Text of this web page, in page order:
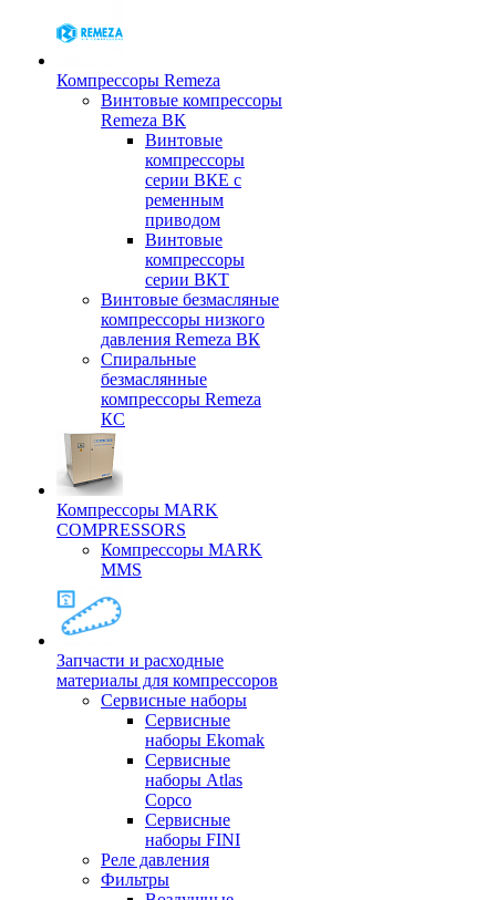
Компрессоры Remeza
Винтовые компрессоры
Remeza ВК
Винтовые
компрессоры
серии ВКЕ с
ременным
приводом
Винтовые
компрессоры
серии ВКТ
Винтовые безмасляные
компрессоры низкого
давления Remeza ВК
Спиральные
безмаслянные
компрессоры Remeza
КС
Компрессоры MARK
COMPRESSORS
Компрессоры MARK
MMS
Запчасти и расходные
материалы для компрессоров
Cервисные наборы
Сервисные
наборы Ekomak
Cервисные
наборы Atlas
Copco
Сервисные
наборы FINI
Реле давления
Фильтры